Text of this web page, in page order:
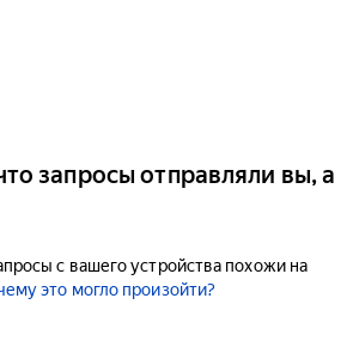
запросы отправляли вы, а
с вашего устройства похожи на
это могло произойти?